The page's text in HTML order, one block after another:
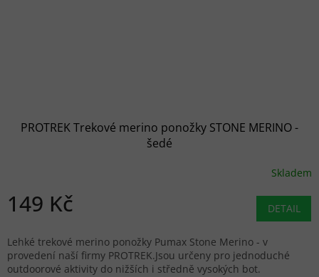
PROTREK Trekové merino ponožky STONE MERINO -
šedé
Skladem
149 Kč DETAIL
Lehké trekové merino ponožky Pumax Stone Merino - v
provedení naší firmy PROTREK.Jsou určeny pro jednoduché
outdoorové aktivity do nižších i středně vysokých bot.